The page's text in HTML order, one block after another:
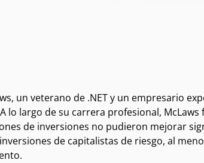
un veterano de .NET y un empresario
lo largo de su carrera profesional,
de inversiones no pudieron mejorar
de capitalistas de riesgo, al